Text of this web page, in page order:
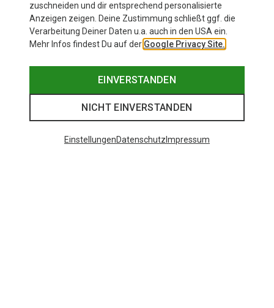
zuschneiden und dir entsprechend personalisierte
Anzeigen zeigen. Deine Zustimmung schließt ggf. die
Verarbeitung Deiner Daten u.a. auch in den USA ein.
Mehr Infos findest Du auf der Google Privacy Site.
EINVERSTANDEN
NICHT EINVERSTANDEN
EinstellungenDatenschutz Impressum